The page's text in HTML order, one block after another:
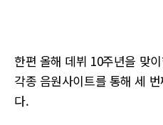
한편 올해 데뷔 10주년을 맞
각종 음원사이트를 통해 세
다.